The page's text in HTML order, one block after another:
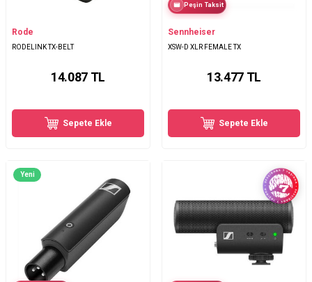
Rode
RODELINK TX-BELT
14.087TL
Sepete Ekle
Peşin Taksit
Sennheiser
XSW-D XLR FEMALE TX
13.477TL
Sepete Ekle
Yeni